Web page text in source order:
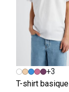
+3
T-shirt basique